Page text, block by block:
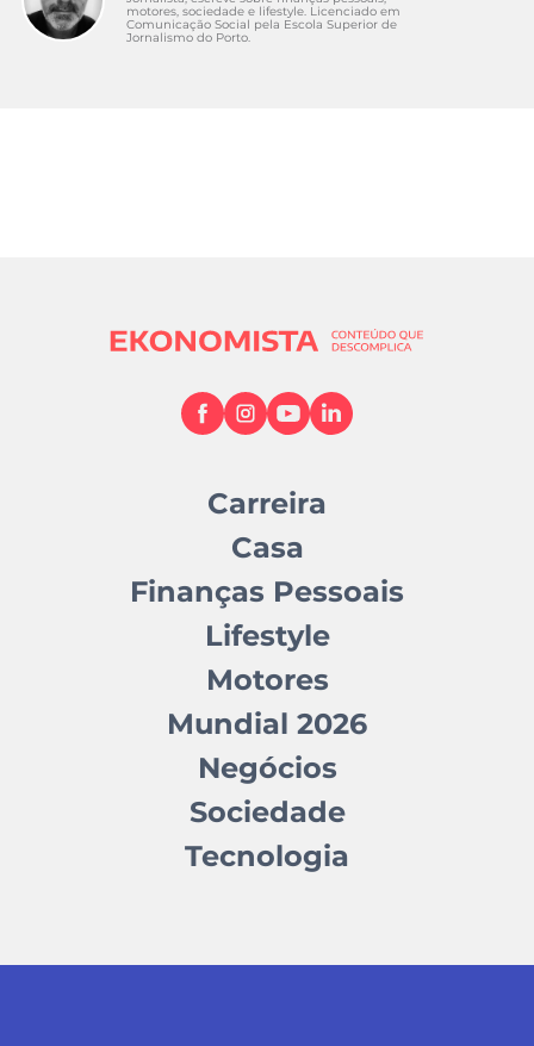
motores, sociedade e lifestyle. Licenciado em
Comunicação Social pela Escola Superior de
Jornalismo do Porto.
Carreira
Casa
Finanças Pessoais
Lifestyle
Motores
Mundial 2026
Negócios
Sociedade
Tecnologia